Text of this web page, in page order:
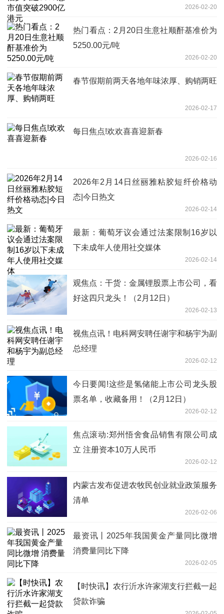
2026-02-20
热门看点：2月20日生意社顺酐基准价为
5250.00元/吨
2026-02-20
春节假期前两天各地年味浓厚、购销两旺
2026-02-17
每日焦点!欢欢喜喜迎新春
2026-02-16
2026年2月14日丝丽雅粘胶短纤价格动
态|今日热文
2026-02-14
最新：葡萄牙议会通过法案限制16岁以
下未成年人使用社交媒体
2026-02-14
观焦点：干货：金属锂股票上市公司，看
好这四只龙头！（2月12日）
2026-02-13
视焦点讯！电科网安聘任谢宇和杨宇为副
总经理
2026-02-12
今日要闻!这些是氢储能上市公司龙头股
票名单，收藏备用！（2月12日）
2026-02-12
焦点滚动:郑州悟舍食品销售有限公司成
立 注册资本10万人民币
2026-02-12
内蒙古发布促进农牧民创业就业政策服务
清单
2026-02-06
最资讯丨2025年我国黄金产量同比微增
消费量同比下降
2026-02-05
【时快讯】农行沂水许家湖支行拦截一起
贷款诈骗